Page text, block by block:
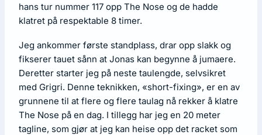
hans tur nummer 117 opp The Nose og de hadde
klatret på respektable 8 timer.
Jeg ankommer første standplass, drar opp slakk og
fikserer tauet sånn at Jonas kan begynne å jumaere.
Deretter starter jeg på neste taulengde, selvsikret
med Grigri. Denne teknikken, «short-fixing», er en av
grunnene til at flere og flere taulag nå rekker å klatre
The Nose på en dag. I tillegg har jeg en 20 meter
tagline, som gjør at jeg kan heise opp det racket som